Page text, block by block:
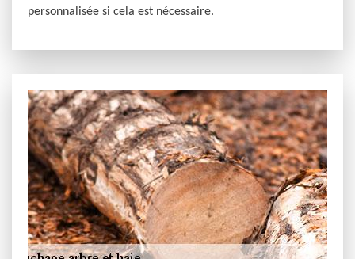
personnalisée si cela est nécessaire.